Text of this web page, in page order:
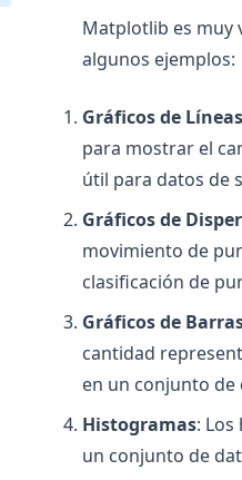
Matplotlib es muy
algunos ejemplos:
Gráficos de Líneas
para mostrar el
útil para datos de
Gráficos de
movimiento de
clasificación de
Gráficos de
cantidad
en un conjunto
Histogramas:
un conjunto de